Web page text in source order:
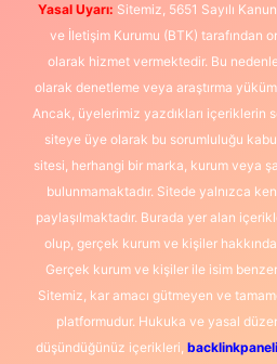
Yasal Uyarı: Sitemiz, 5651 Sayılı
ve İletişim Kurumu (BTK) tarafından
olarak hizmet vermektedir. Bu
olarak denetleme veya araştırma
Ancak, üyelerimiz yazdıkları içeriklerin
siteye üye olarak bu sorumluluğu
sitesi, herhangi bir marka, kurum veya
bulunmamaktadır. Sitede yalnızca
paylaşılmaktadır. Burada yer alan
olup, gerçek kurum ve kişiler hakkında
Gerçek kurum ve kişiler ile isim
Sitemiz, kar amacı gütmeyen ve
platformudur. Hukuka ve yasal
düşündüğünüz içerikleri,